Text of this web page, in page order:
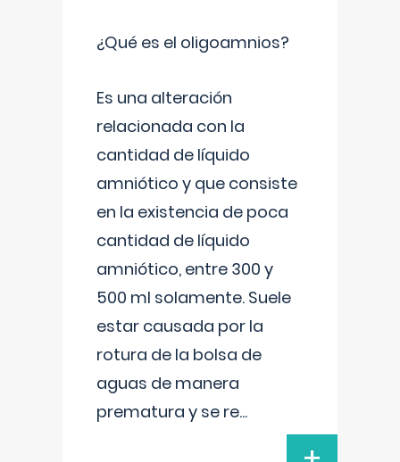
¿Qué es el oligoamnios?
Es una alteración
relacionada con la
cantidad de líquido
amniótico y que consiste
en la existencia de poca
cantidad de líquido
amniótico, entre 300 y
500 ml solamente. Suele
estar causada por la
rotura de la bolsa de
aguas de manera
prematura y se re...